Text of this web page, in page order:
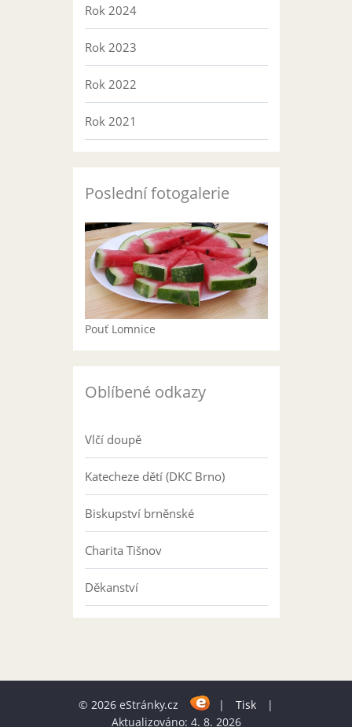
Rok 2024
Rok 2023
Rok 2022
Rok 2021
Poslední fotogalerie
Pouť Lomnice
Oblíbené odkazy
Vlčí doupě
Katecheze dětí (DKC Brno)
Biskupství brněnské
Charita Tišnov
Děkanství
© 2026 eStránky.cz | Tisk
|
Aktualizováno: 4. 8. 2026